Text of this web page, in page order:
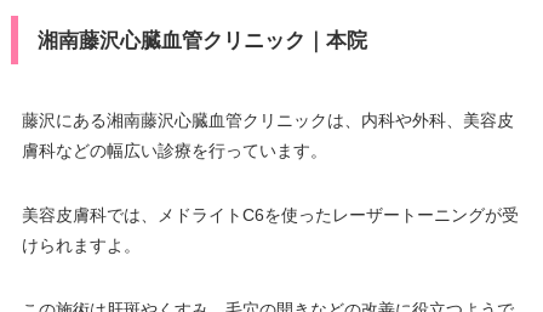
湘南藤沢心臓血管クリニック｜本院
藤沢にある湘南藤沢心臓血管クリニックは、内科や外科、美容皮
膚科などの幅広い診療を行っています。
美容皮膚科では、メドライトC6を使ったレーザートーニングが受
けられますよ。